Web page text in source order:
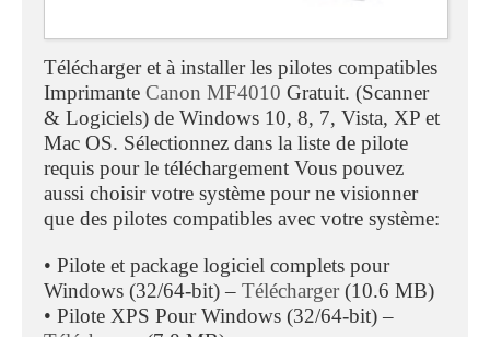
Télécharger et à installer les pilotes compatibles
Imprimante Canon MF4010 Gratuit. (Scanner
& Logiciels) de Windows 10, 8, 7, Vista, XP et
Mac OS. Sélectionnez dans la liste de pilote
requis pour le téléchargement Vous pouvez
aussi choisir votre système pour ne visionner
que des pilotes compatibles avec votre système:
• Pilote et package logiciel complets pour
Windows (32/64-bit) – Télécharger(10.6 MB)
• Pilote XPS Pour Windows (32/64-bit) –